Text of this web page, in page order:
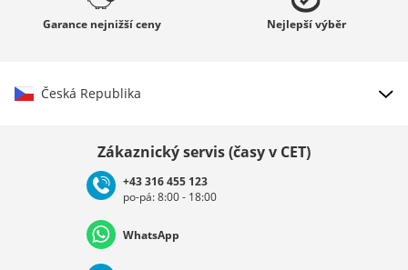
Garance nejnižší ceny Nejlepšívýběr
Česká Republika
Deutschland Österreich
Zákaznický servis (časy v CET)
+43 316 455 123
po-pá: 8:00 - 18:00
WhatsApp